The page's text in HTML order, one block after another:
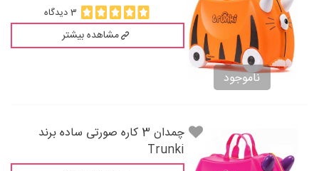
ناموجود
3 دیدگاه
مشاهده بیشتر
چمدان 3 کاره صورتی ساده برند
Trunki